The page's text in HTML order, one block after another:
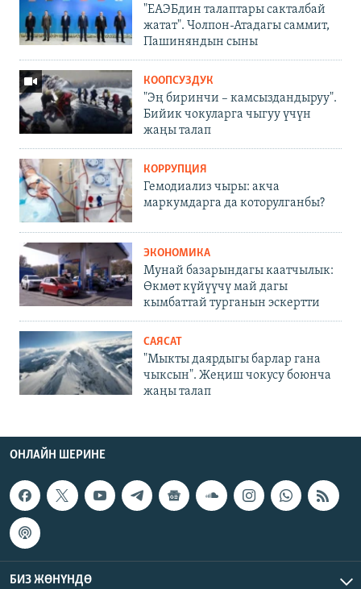
"ЕАЭБдин талаптары сакталбай
жатат". Чолпон-Атадагы саммит,
Пашиняндын сыны
КООПСУЗДУК
"Эң биринчи – камсыздандыруу".
Бийик чокуларга чыгуу үчүн
жаңы талап
КОРРУПЦИЯ
Гемодиализ чыры: акча
маркумдарга да которулганбы?
ЭКОНОМИКА
Мунай базарындагы каатчылык:
Өкмөт күйүүчү май дагы
кымбаттай турганын эскертти
САЯСАТ
"Мыкты даярдыгы барлар гана
чыксын". Жеңиш чокусу боюнча
жаңы талап
ОНЛАЙН ШЕРИНЕ
БИЗ ЖӨНҮНДӨ